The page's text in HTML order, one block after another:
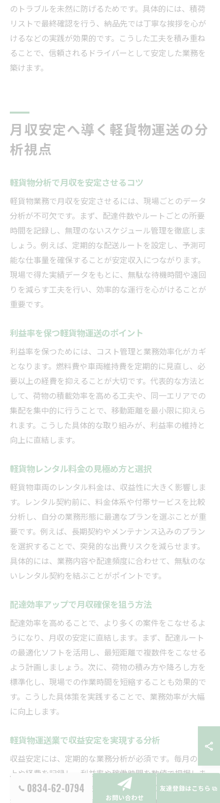
のトラブルを未然に防げるためです。具体的には、積荷
リストで最終確認を行う、納品先では丁寧な挨拶を心が
けるなどの実践が効果的です。こうした工夫を積み重ね
ることで、信頼されるドライバーとして安定した業務を
築けます。
月収安定へ導く軽貨物運送の分
析視点
軽貨物分析で月収を安定させるコツ
軽貨物業務で月収を安定させるには、現場ごとのデータ
分析が不可欠です。まず、配達件数やルートごとの所要
時間を記録し、無理のないスケジュール管理を徹底しま
しょう。例えば、定期的な配送ルートを設定し、予測可
能な仕事量を確保することが安定収入につながります。
現場で得た実績データをもとに、無駄な待機時間や遠回
りを減らす工夫を行い、効率的な運行を心がけることが
重要です。
利益率を保つ軽貨物運送のポイント
利益率を保つためには、コスト管理と業務効率化がカギ
となります。燃料費や車両維持費を定期的に見直し、必
要以上の経費を抑えることが大切です。代表的な方法と
して、荷物の積載効率を高める工夫や、同一エリアでの
集配を集中的に行うことで、移動距離を最小限に抑えら
れます。こうした具体的な取り組みが、利益率の維持と
向上に直結します。
軽貨物レンタル料金の見極め方と選択
軽貨物車両のレンタル料金は、収益性に大きく影響しま
す。レンタル契約前に、料金体系や付帯サービスを比較
分析し、自分の業務形態に最適なプランを選ぶことが重
要です。例えば、長期契約やメンテナンス込みのプラン
を選択することで、突発的な出費リスクを減らせます。
具体的には、業務内容や配達頻度に合わせて、無駄のな
いレンタル契約を結ぶことがポイントです。
配達効率アップで月収確保を狙う方法
配達効率を高めることで、より多くの案件をこなせるよ
うになり、月収の安定に直結します。まず、配達ルート
の最適化ソフトを活用し、最短距離で複数件をこなせる
よう計画しましょう。次に、荷物の積み方や降ろし方を
標準化し、現場での作業時間を短縮することも効果的で
す。こうした具体策を実践することで、業務効率が大幅
に向上します。
軽貨物運送業で収益安定を実現する分析
収益安定には、定期的な業務分析が必須です。毎月の売
上や経費を記録し、利益率や稼働時間を数値で把握しま
しょう。代表的な分析方法として、案件ごとの収益性を
0834-62-0794
お問い合わせ
友達登録はこちら